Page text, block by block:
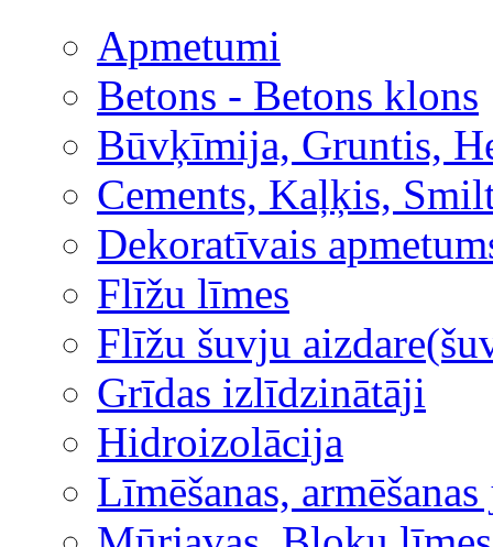
Apmetumi
Betons - Betons klons
Būvķīmija, Gruntis,
Cements, Kaļķis,
Dekoratīvais
Flīžu līmes
Flīžu šuvju
Grīdas izlīdzinātāji
Hidroizolācija
Līmēšanas, armēšanas